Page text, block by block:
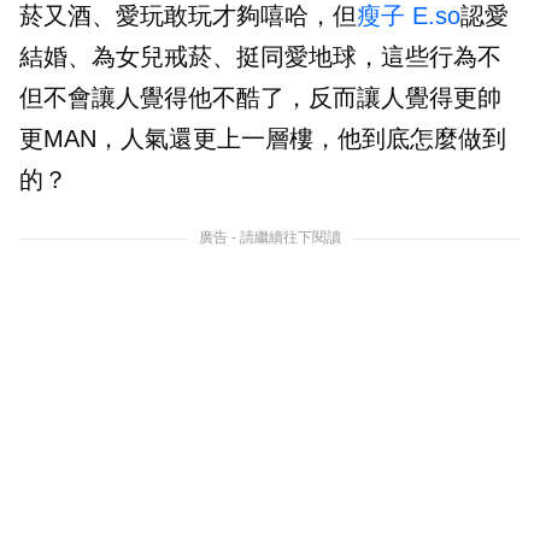
菸又酒、愛玩敢玩才夠嘻哈，但瘦子 E.so認愛
結婚、為女兒戒菸、挺同愛地球，這些行為不
但不會讓人覺得他不酷了，反而讓人覺得更帥
更MAN，人氣還更上一層樓，他到底怎麼做到
的？
廣告 - 請繼續往下閱讀